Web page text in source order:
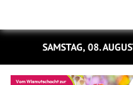
SAMSTAG, 08.